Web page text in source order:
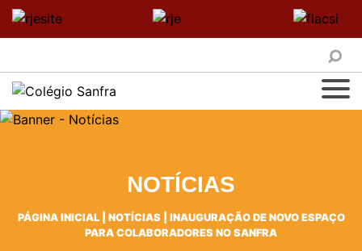
NOTÍCIAS
PÁGINA INICIAL| NOTÍCIAS
INAUGURAÇÃO DE NOVO ESPAÇO
PARA COLABORADORES NO SANFRA